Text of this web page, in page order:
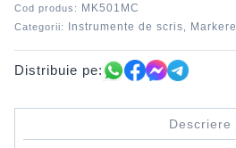
Cod produs: MK501MC
Categorii: Instrumente de scris Markere
Distribuie pe:
Descriere